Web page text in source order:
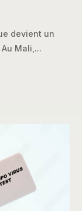
devient un
Mali,...